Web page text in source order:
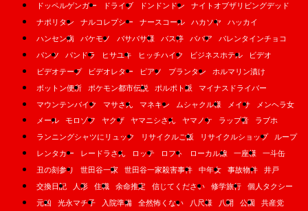
ドッペルゲンガー
ドライブ ドンドンドン
ナイトオブザリビングデッド
ナポリタン
ナルコレプシー ナースコール ハカソヤ
ハッカイ
ハンセン病
バケモノ バサバサ様 バス停 ババア
バレンタインチョコ
パンツ
パンドラ ヒサユキ ヒッチハイク ビジネスホテル
ビデオ
ビデオテープ
ビデオレター ピアノ プランタン
ホルマリン漬け
ボットン便所
ポケモン都市伝説 ポルポト派
マイナスドライバー
マウンテンバイク
マサさん マネキン ムシャクル様 メイサ
メンヘラ女
メール
モロゾフ ヤクザ ヤマニシさん ヤマノケ ラップ音
ラブホ
ランニングシャツにリュック
リサイクルご飯 リサイクルショップ
ループ
レンタカー
レードラさん ロッテ ロフト ローカル線 一座様
一斗缶
丑の刻参り
世田谷一家 世田谷一家殺害事件 中年女 事故物件
井戸
交換日記
人形 住職 余命推定 信じてください 修学旅行
個人タクシー
元凶
光永マチ子 入院準備 全然怖くない 八尺様 八開 公園
共産党